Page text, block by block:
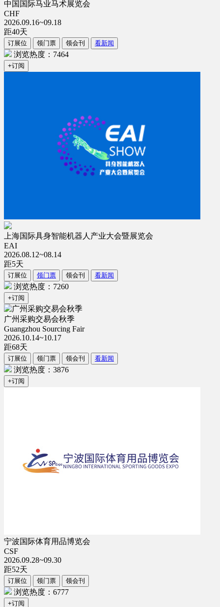
中国国际马业马术展览会
CHF
2026.09.16~09.18
距40天
订展位 领门票 领会刊 看新闻
浏览热度：7464
+订阅
上海国际具身智能机器人产业大会暨展览会
EAI
2026.08.12~08.14
距5天
订展位 领门票 领会刊 看新闻
浏览热度：7260
+订阅
广州采购交易会秋季
Guangzhou Sourcing Fair
2026.10.14~10.17
距68天
订展位 领门票 领会刊 看新闻
浏览热度：3876
+订阅
宁波国际体育用品博览会
CSF
2026.09.28~09.30
距52天
订展位 领门票 领会刊
浏览热度：6777
+订阅